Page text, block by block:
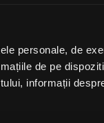
personale, de
de pe
informații